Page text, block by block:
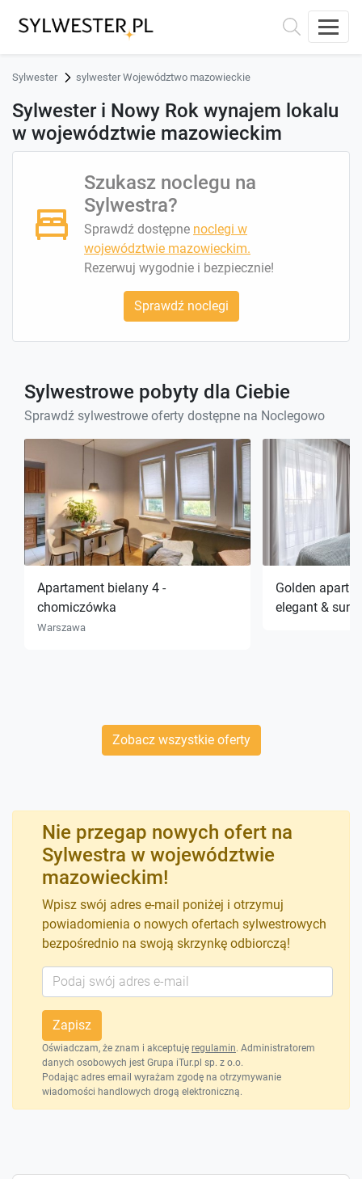
Sylwester sylwester Województwo mazowieckie
Sylwester i Nowy Rok wynajem lokalu
w województwie mazowieckim
Szukasz noclegu na
Sylwestra?
Sprawdź dostępne noclegi w
województwie mazowieckim.
Rezerwuj wygodnie i bezpiecznie!
Sprawdź noclegi
Sylwestrowe pobyty dla Ciebie
Sprawdź sylwestrowe oferty dostępne na Noclegowo
Apartament bielany 4 -
chomiczówka
Warszawa
Golden
elegant &
Zobacz wszystkie oferty
Nie przegap nowych ofert na
Sylwestra w województwie
mazowieckim!
Wpisz swój adres e-mail poniżej i otrzymuj
powiadomienia o nowych ofertach sylwestrowych
bezpośrednio na swoją skrzynkę odbiorczą!
Zapisz
Oświadczam, że znam i akceptuję regulamin. Administratorem
danych osobowych jest Grupa iTur.pl sp. z o.o.
Podając adres email wyrażam zgodę na otrzymywanie
wiadomości handlowych drogą elektroniczną.